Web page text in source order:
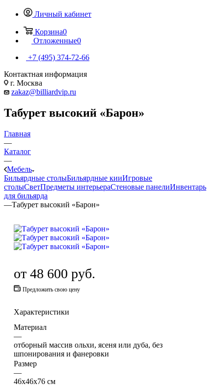
Личный кабинет
Корзина0
Отложенные0
+7 (495) 374-72-66
Контактная информация
г. Москва
zakaz@billiardvip.ru
Табурет высокий «Барон»
Главная
—
Каталог
—
Мебель
Бильярдные столыБильярдные кииИгровые
столыСветПредметы интерьераСтеновые панелиИнвентарь
для бильярда
—Табурет высокий «Барон»
от 48 600 руб.
Предложить свою цену
Характеристики
Материал
—
отборный массив ольхи, ясеня или дуба, без
шпонирования и фанеровки
Размер
—
46х46х76 см